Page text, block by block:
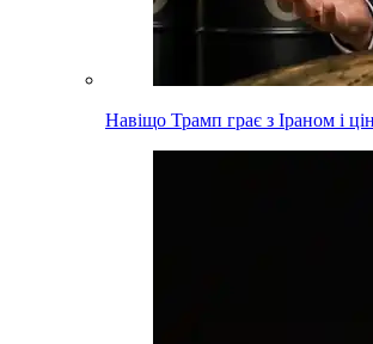
Навіщо Трамп грає з Іраном і